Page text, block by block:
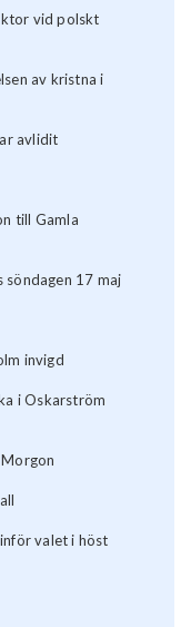
vid polskt
av kristna i
avlidit
till Gamla
söndagen 17 maj
invigd
i Oskarström
valet i höst